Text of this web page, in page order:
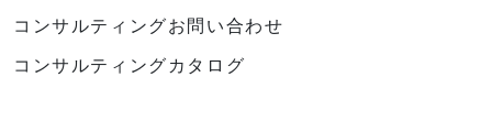
コンサルティングお問い合わせ
コンサルティングカタログ